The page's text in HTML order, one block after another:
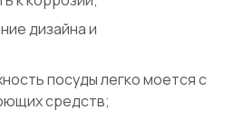
дизайна и
посуды легко моется с
средств;